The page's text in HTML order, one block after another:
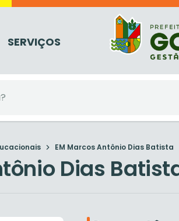
SERVIÇOS
EM Marcos Antônio Dias Batista
Dias